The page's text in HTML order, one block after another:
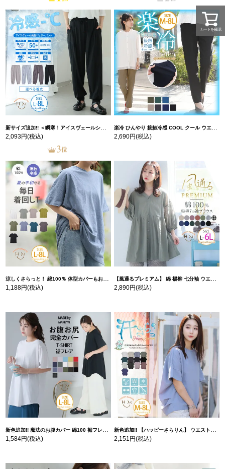
新サイズ追加!! ＜瞬寒！アイスヴェールシリーズ＞ 美脚 ジョガーパンツ 【ウェストゴム】 【ストレッチ】 | 大きいサイズの通販ならハッピーマリリン
2,093円(税込)
楽冷 ひんやり 接触冷感 COOL クール ウエストゴム 楽ちん ストレッチ 美脚 レギパン 【ストレッチ】 | 大きいサイズの通販ならハッピーマリリン
2,690円(税込)
涼しくさらっと！ 綿100％ 体型カバーもお洒落も叶える 風合いコットン ゆるシルエット ドルマン | 大きいサイズの通販ならハッピーマリリン
1,188円(税込)
【風通るプレミアム】 綿 楊柳 七分袖 ウエストギャザー ブラウス | 大きいサイズの通販ならハッピーマリリン
2,890円(税込)
新色追加!! 魔法のお腹カバー 綿100 裾フレア Tシャツ | 大きいサイズの通販ならハッピーマリリン
1,584円(税込)
新色追加!! 【ハッピーさらりん】 ウエストタック入り スッキリ魅せ コクーントップス | 大きいサイズの通販ならハッピーマリリン
2,151円(税込)
カートを確認